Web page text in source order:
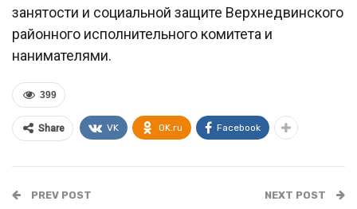
занятости и социальной защите Верхнедвинского
районного исполнительного комитета и
нанимателями.
399
Share VK OK.ru Facebook
PREV POST NEXT POST